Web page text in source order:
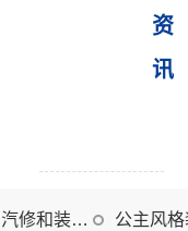
资
讯
汽修和装修
公主风